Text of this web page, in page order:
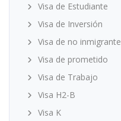
Visa de Estudiante
Visa de Inversión
Visa de no inmigrante
Visa de prometido
Visa de Trabajo
Visa H2-B
Visa K